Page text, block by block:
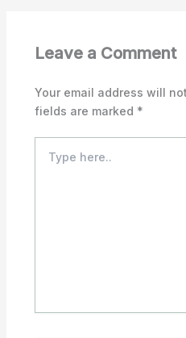
Leave a Comment
Your email address will
fields are marked *
here..